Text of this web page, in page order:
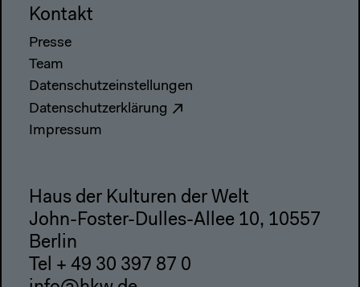
Kontakt
Presse
Team
Datenschutzeinstellungen
Datenschutzerklärung
Impressum
Haus der Kulturen der Welt
John-Foster-Dulles-Allee 10, 10557
Berlin
Tel + 49 30 397 87 0